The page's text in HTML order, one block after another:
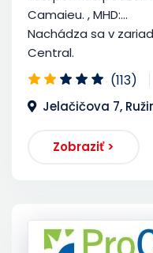
Camaieu. , MHD:...
Nachádza sa v
Central.
(113)
Jelačičova 7,
Zobraziť >